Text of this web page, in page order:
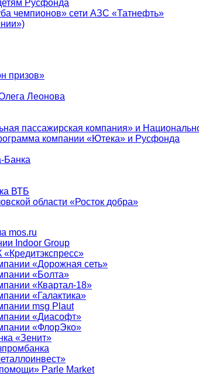
Русфонда
чемпионов» сети АЗС «Татнефть»
призов»
Леонова
пассажирская компания» и
компании «Ютека» и Русфонда
Банка
ВТБ
области «Росток добра»
mos.ru
Indoor Group
«Дорожная сеть»
«Болта»
«Квартал-18»
«Галактика»
msg Plaut
«Диасофт»
«ФлорЭко»
«Зенит»
Parle Market